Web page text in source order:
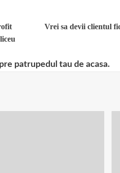
Vrei sa devii clientul
patrupedul tau de acasa.